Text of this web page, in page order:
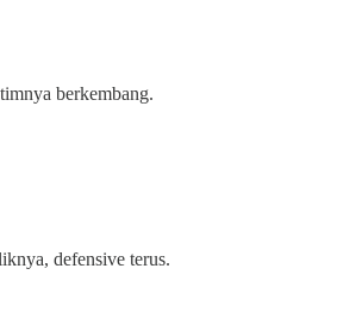
berkembang.
defensive terus.